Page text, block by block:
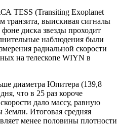
TESS (Transiting Exoplanet
транзита, выискивая сигналы
диска звезды проходит
наблюдения были
радиальной скорости
на телескопе WIYN в
диаметра Юпитера (139,8
что в 25 раз короче
дало массу, равную
Итоговая средняя
менее половины плотности